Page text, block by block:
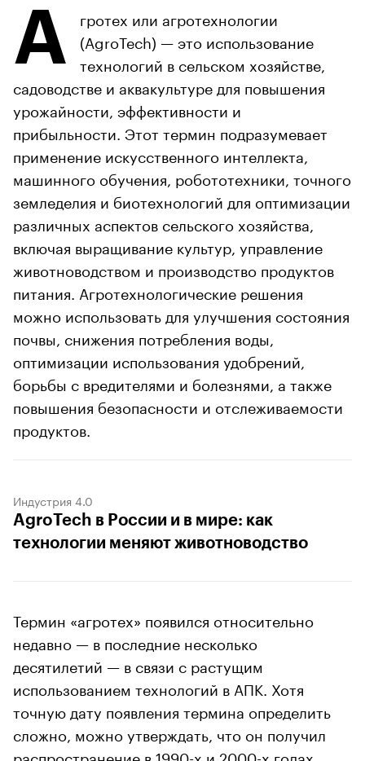
А
гротех или агротехнологии
(AgroTech) — это использование
технологий в сельском хозяйстве,
садоводстве и аквакультуре для повышения
урожайности, эффективности и
прибыльности. Этот термин подразумевает
применение искусственного интеллекта,
машинного обучения, робототехники, точного
земледелия и биотехнологий для оптимизации
различных аспектов сельского хозяйства,
включая выращивание культур, управление
животноводством и производство продуктов
питания. Агротехнологические решения
можно использовать для улучшения состояния
почвы, снижения потребления воды,
оптимизации использования удобрений,
борьбы с вредителями и болезнями, а также
повышения безопасности и отслеживаемости
продуктов.
Индустрия 4.0
AgroTech в России и в мире: как
технологии меняют животноводство
Термин «агротех» появился относительно
недавно — в последние несколько
десятилетий — в связи с растущим
использованием технологий в АПК. Хотя
точную дату появления термина определить
сложно, можно утверждать, что он получил
распространение в 1990-х и 2000-х годах,